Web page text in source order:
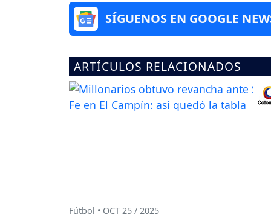
SÍGUENOS EN GOOGLE
ARTÍCULOS RELACIONADOS
Fútbol • OCT 25 / 2025